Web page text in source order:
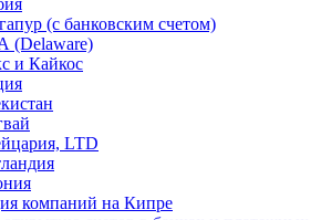
(c банковским счетом)
и Кайкос
LTD
компаний на Кипре